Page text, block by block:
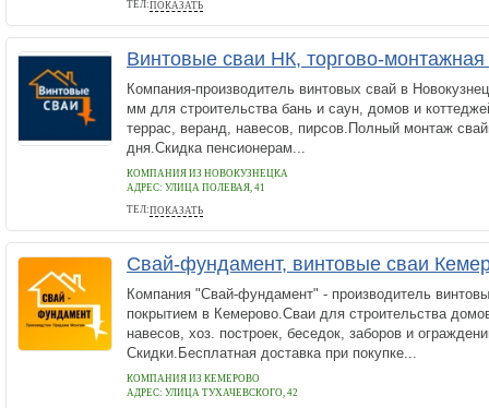
ТЕЛ:ПОКАЗАТЬ
+7 (499) 390-85-75
Винтовые сваи НК, торгово-
Компания-производитель винтовых свай в
мм для строительства бань и саун, домов и
террас, веранд, навесов, пирсов.Полный монтаж
дня.Скидка пенсионерам...
КОМПАНИЯ ИЗ НОВОКУЗНЕЦКА
АДРЕС: УЛИЦА ПОЛЕВАЯ, 41
ТЕЛ:ПОКАЗАТЬ
+7 (3843) 20-11-82
Свай-фундамент, винтовые сваи
Компания "Свай-фундамент" - производитель
покрытием в Кемерово.Сваи для строительства
навесов, хоз. построек, беседок, заборов и
Скидки.Бесплатная доставка при покупке...
КОМПАНИЯ ИЗ КЕМЕРОВО
АДРЕС: УЛИЦА ТУХАЧЕВСКОГО, 42